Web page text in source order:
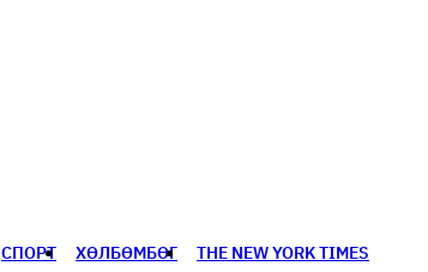
СПОРТ ХӨЛБӨМБӨГ THE NEW YORK TIMES